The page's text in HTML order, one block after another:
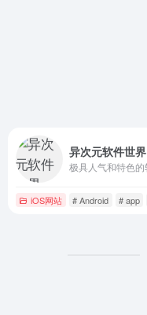
异次元软件世界
iOS网站 # Android # app